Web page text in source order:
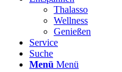
Thalasso
Wellness
Genießen
Service
Suche
Menü Menü